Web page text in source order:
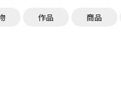
作品 商品